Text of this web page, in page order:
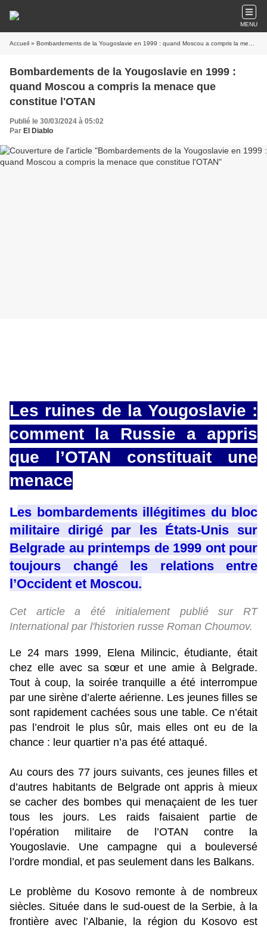
MENU
Accueil » Bombardements de la Yougoslavie en 1999 : quand Moscou a compris la menace que constitue l'OTAN
Bombardements de la Yougoslavie en 1999 :
quand Moscou a compris la menace que
constitue l'OTAN
Publié le 30/03/2024 à 05:02
Par El Diablo
Les ruines de la Yougoslavie :
comment la Russie a appris
que l’OTAN constituait une
menace
Les bombardements illégitimes du bloc
militaire dirigé par les États-Unis sur
Belgrade au printemps de 1999 ont pour
toujours changé les relations entre
l’Occident et Moscou.
Cet article a été initialement publié sur RT
International par l'historien russe Roman Choumov.
Le 24 mars 1999, Elena Milincic, étudiante, était
chez elle avec sa sœur et une amie à Belgrade.
Tout à coup, la soirée tranquille a été interrompue
par une sirène d’alerte aérienne. Les jeunes filles se
sont rapidement cachées sous une table. Ce n’était
pas l’endroit le plus sûr, mais elles ont eu de la
chance : leur quartier n’a pas été attaqué.
Au cours des 77 jours suivants, ces jeunes filles et
d’autres habitants de Belgrade ont appris à mieux
se cacher des bombes qui menaçaient de les tuer
tous les jours. Les raids faisaient partie de
l’opération militaire de l’OTAN contre la
Yougoslavie. Une campagne qui a bouleversé
l’ordre mondial, et pas seulement dans les Balkans.
Le problème du Kosovo remonte à de nombreux
siècles. Située dans le sud-ouest de la Serbie, à la
frontière avec l’Albanie, la région du Kosovo est